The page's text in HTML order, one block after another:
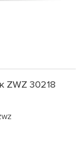
ZWZ 30218